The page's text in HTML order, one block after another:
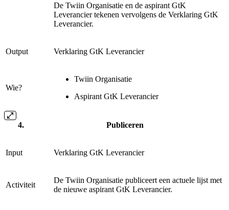
De Twiin Organisatie en de aspirant GtK
Leverancier tekenen vervolgens de Verklaring GtK
Leverancier.
Output Verklaring GtK Leverancier
Wie?
Twiin Organisatie
Aspirant GtK Leverancier
Publiceren
Input Verklaring GtK Leverancier
Activiteit
De Twiin Organisatie publiceert een actuele lijst met
de nieuwe aspirant GtK Leverancier.